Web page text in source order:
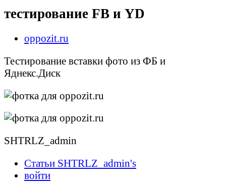
тестирование FB и YD
oppozit.ru
Тестирование вставки фото из ФБ и
Яднекс.Диск
SHTRLZ_admin
Статьи SHTRLZ_admin's
войти